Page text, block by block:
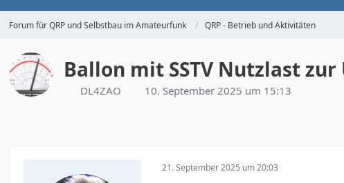
Forum für QRP und Selbstbau im Amateurfunk QRP - Betrieb und Aktivitäten
Ballon mit SSTV Nutzlast zur
DL4ZAO 10. September 2025 um 15:13
21. September 2025 um 20:03